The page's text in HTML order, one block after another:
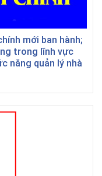
mới ban hành;
trong lĩnh vực
năng quản lý nhà